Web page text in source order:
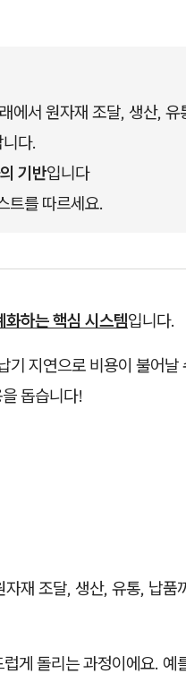
에서 원자재 조달, 생산, 유
다.
기반입니다
트를 따르세요.
화하는 핵심 시스템입니다.
기 지연으로 비용이 불어날
돕습니다!
자재 조달, 생산, 유통, 납품
럽게 돌리는 과정이에요. 예